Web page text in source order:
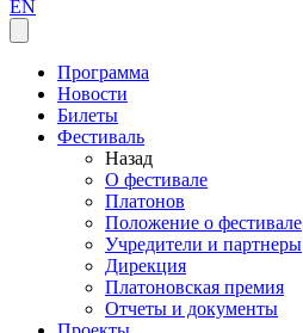
EN
Программа
Новости
Билеты
Фестиваль
Назад
О фестивале
Платонов
Положение о фестивале
Учредители и партнеры
Дирекция
Платоновская премия
Отчеты и документы